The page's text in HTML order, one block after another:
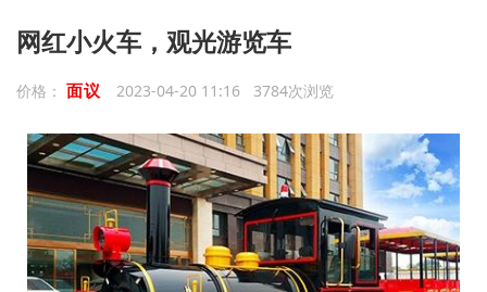
网红小火车，观光游览车
价格： 面议 2023-04-20 11:16 3784次浏览